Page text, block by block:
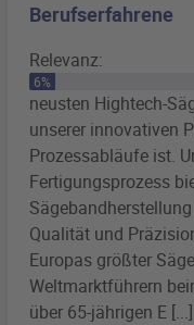
Berufserfahrene
Relevanz:
6%
neusten Hightech-
unserer innovativen
Prozessabläufe ist.
Fertigungsprozess
Qualität und
Europas größter
Weltmarktführern
über 65-jährigen E